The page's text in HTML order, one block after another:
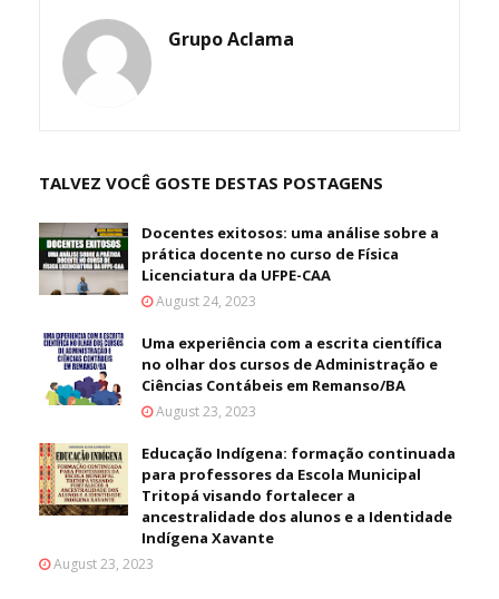
Grupo Aclama
TALVEZ VOCÊ GOSTE DESTAS POSTAGENS
Docentes exitosos: uma análise sobre a
prática docente no curso de Física
Licenciatura da UFPE-CAA
August 24, 2023
Uma experiência com a escrita científica
no olhar dos cursos de Administração e
Ciências Contábeis em Remanso/BA
August 23, 2023
Educação Indígena: formação continuada
para professores da Escola Municipal
Tritopá visando fortalecer a
ancestralidade dos alunos e a Identidade
Indígena Xavante
August 23, 2023